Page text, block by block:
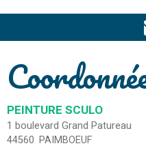
PEINTURE SCULO
1 boulevard Grand Patureau
44560 PAIMBOEUF